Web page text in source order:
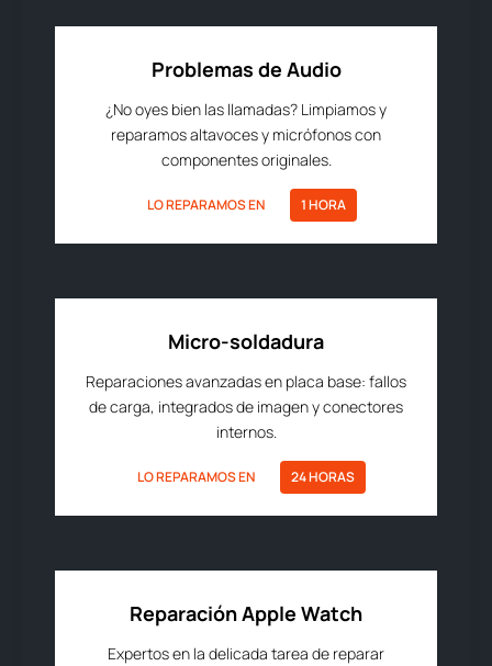
Problemas de Audio
¿No oyes bien las llamadas? Limpiamos y
reparamos altavoces y micrófonos con
componentes originales.
LO REPARAMOS EN 1 HORA
Micro-soldadura
Reparaciones avanzadas en placa base: fallos
de carga, integrados de imagen y conectores
internos.
LO REPARAMOS EN 24 HORAS
Reparación Apple Watch
Expertos en la delicada tarea de reparar